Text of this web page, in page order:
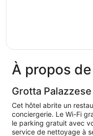
À propos
Grotta Palazzese
Cet hôtel abrite un
conciergerie. Le Wi-Fi
le parking gratuit avec
service de nettoyage à